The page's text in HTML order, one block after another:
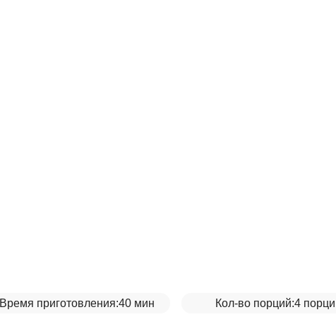
Время приготовления:40 мин Кол-во порций:4